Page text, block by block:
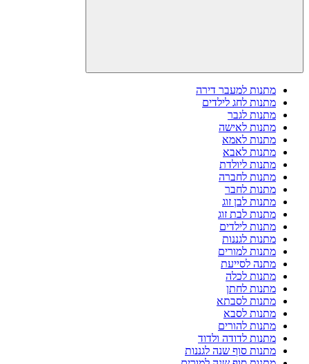
מתנות למעבר דירה
מתנות לחג לילדים
מתנות לגבר
מתנות לאישה
מתנות לאמא
מתנות לאבא
מתנות ליולדת
מתנות לחברה
מתנות לחבר
מתנות לבן זוג
מתנות לבת זוג
מתנות לילדים
מתנות לגננות
מתנות למורים
מתנה לסייעת
מתנות לכלה
מתנות לחתן
מתנות לסבתא
מתנות לסבא
מתנות להורים
מתנות לדודה ולדוד
מתנות סוף שנה לגננות